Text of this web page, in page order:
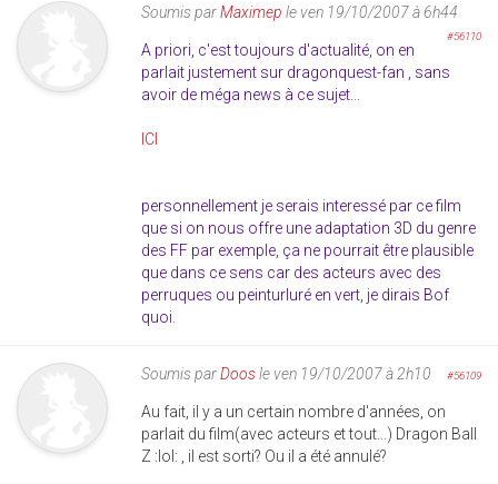
Soumis parMaximep le ven 19/10/2007 à 6h44
#56110
A priori, c'est toujours d'actualité, on en
parlait justement sur dragonquest-fan , sans
avoir de méga news à ce sujet...
ICI
personnellement je serais interessé par ce film
que si on nous offre une adaptation 3D du genre
des FF par exemple, ça ne pourrait être plausible
que dans ce sens car des acteurs avec des
perruques ou peinturluré en vert, je dirais Bof
quoi.
Soumis parDoosle ven 19/10/2007 à 2h10 #56109
Au fait, il y a un certain nombre d'années, on
parlait du film(avec acteurs et tout...) Dragon Ball
Z :lol: , il est sorti? Ou il a été annulé?